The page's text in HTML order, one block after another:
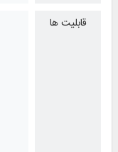
قابلیت ها